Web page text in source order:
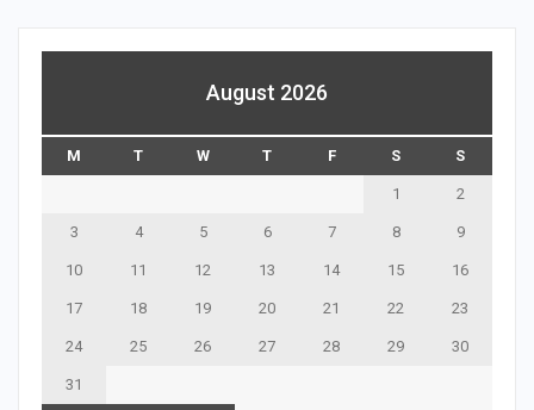
August 2026
M T W T F S S
1 2
3 4 5 6 7 8 9
10 11 12 13 14 15 16
17 18 19 20 21 22 23
24 25 26 27 28 29 30
31